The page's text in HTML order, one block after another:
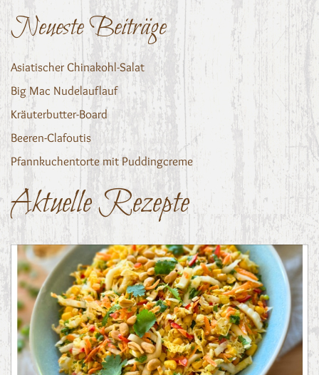
Neueste Beiträge
Asiatischer Chinakohl-Salat
Big Mac Nudelauflauf
Kräuterbutter-Board
Beeren-Clafoutis
Pfannkuchentorte mit Puddingcreme
Aktuelle Rezepte